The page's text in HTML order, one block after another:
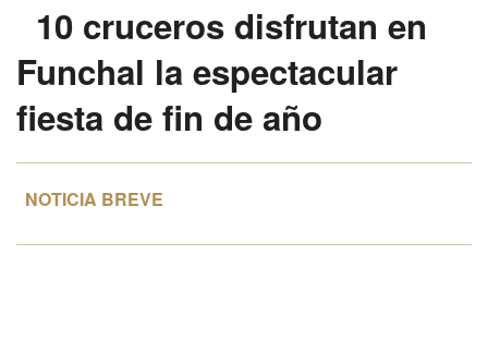
10 cruceros disfrutan en
Funchal la espectacular
fiesta de fin de año
NOTICIA BREVE